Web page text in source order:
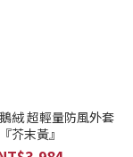
絨 超輕量防風外套
『芥末黃』